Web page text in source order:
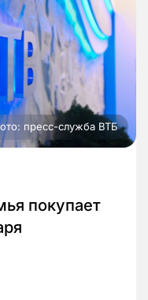
пресс-служба ВТБ
покупает